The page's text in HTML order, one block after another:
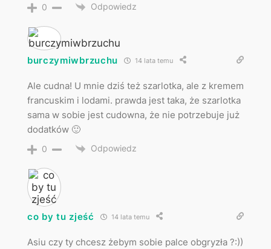
0 Odpowiedz
burczymiwbrzuchu 14 lata temu
Ale cudna! U mnie dziś też szarlotka, ale z kremem
francuskim i lodami. prawda jest taka, że szarlotka
sama w sobie jest cudowna, że nie potrzebuje już
dodatków 🙂
0 Odpowiedz
co by tu zjeść 14 lata temu
Asiu czy ty chcesz żebym sobie palce obgryzła ?:))